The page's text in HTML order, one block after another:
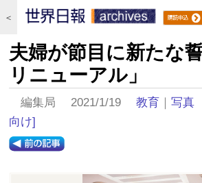
＜
夫婦が節目に新たな
リニューアル」
編集局 2021/1/19教育 ｜写真
向け]